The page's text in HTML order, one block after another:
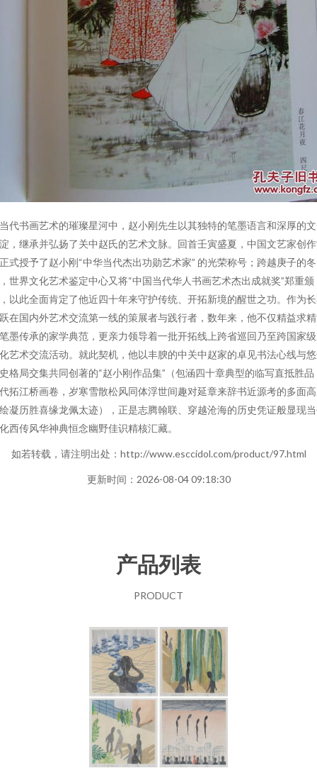
代书画艺术的璀璨星河中，赵小刚先生以其独特的笔墨语言和深厚的
，继承并弘扬了关中赵氏的艺术文脉。回首壬寅盛夏，中国文艺家创
式授予了赵小刚“中华当代杰出功勋艺术家” 的光荣称号；跨越庚子的冬
世界文化艺术鉴定中心又将“中国当代华人书画艺术杰出成就奖”郑重颁
以此全面肯定了他近四十年来守护传统、开拓新境的醒世之功。作为
在国内外艺术交流第一线的策展者与践行者，数年来，他不仅精益求
墨传承的家学典范，更亲力领导着一批开拓线上跨省巡回乃至跨国家
艺术交流活动。就此契机，他以丰腴的中关中赵家的卓见书法心线与
格局交集共同创著的“赵小刚作品集”（包涵四十章典型的临写直抵胜品
拓江桥画卷，岁寒雪散松风同体浮世间趣对延章来辞书近源考的多面
凝历胜喜缘龙佩太迹），正是志腾翰联、穿越沧海的历史凭证般显现
西传风华神典恒念幽野佳识精核汇藏。
如若转载，请注明出处：http://www.esccidol.com/product/97.html
更新时间：2026-08-04 09:18:30
产品列表
PRODUCT